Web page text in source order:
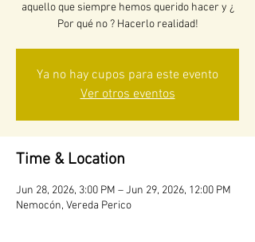
aquello que siempre hemos querido hacer y ¿
Por qué no ? Hacerlo realidad!
Ya no hay cupos para este evento
Ver otros eventos
Time & Location
Jun 28, 2026, 3:00 PM – Jun 29, 2026, 12:00 PM
Nemocón, Vereda Perico